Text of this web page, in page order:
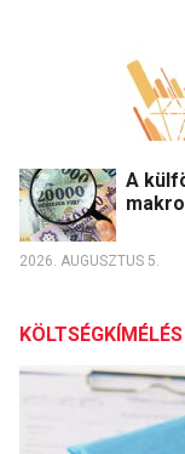
A
2026. AUGUSZTUS 5.
KÖLTSÉGKÍMÉLÉS